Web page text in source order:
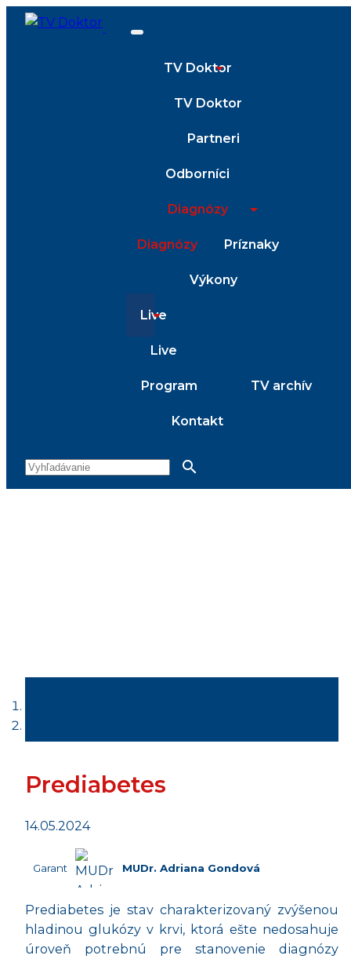
TV Doktor
TV Doktor
Partneri
Odborníci
Diagnózy
Diagnózy Príznaky
Výkony
Live
Live
Program TV archív
Kontakt
search
Prediabetes
14.05.2024
Garant MUDr. Adriana Gondová
Prediabetes je stav charakterizovaný zvýšenou
hladinou glukózy v krvi, ktorá ešte nedosahuje
úroveň potrebnú pre stanovenie diagnózy